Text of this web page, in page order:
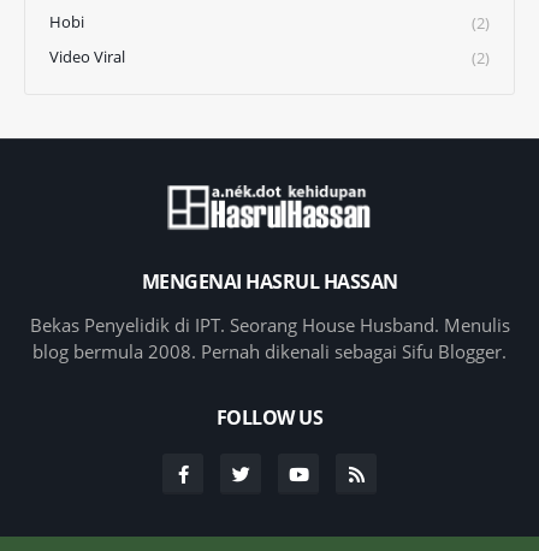
Hobi
(2)
Video Viral
(2)
MENGENAI HASRUL HASSAN
Bekas Penyelidik di IPT. Seorang House Husband. Menulis
blog bermula 2008. Pernah dikenali sebagai Sifu Blogger.
FOLLOW US